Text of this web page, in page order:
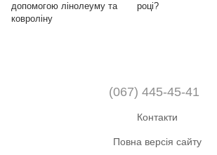
допомогою лінолеуму та
ковроліну
році?
(067) 445-45-41
Контакти
Повна версія сайту